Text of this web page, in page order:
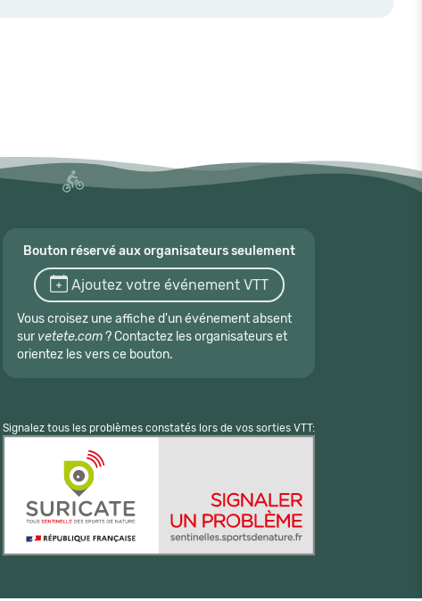
Bouton réservé aux organisateurs seulement
Ajoutez votre événement VTT
Vous croisez une affiche d'un événement absent
sur vetete.com? Contactez les organisateurs et
orientez les vers ce bouton.
Signalez tous les problèmes constatés lors de vos sorties VTT: